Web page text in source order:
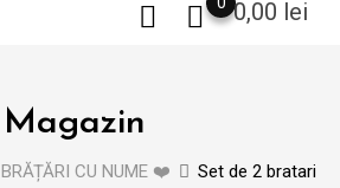
0,00 lei
Magazin
BRĂȚĂRI CU NUME ❤️
Set de 2 bratari